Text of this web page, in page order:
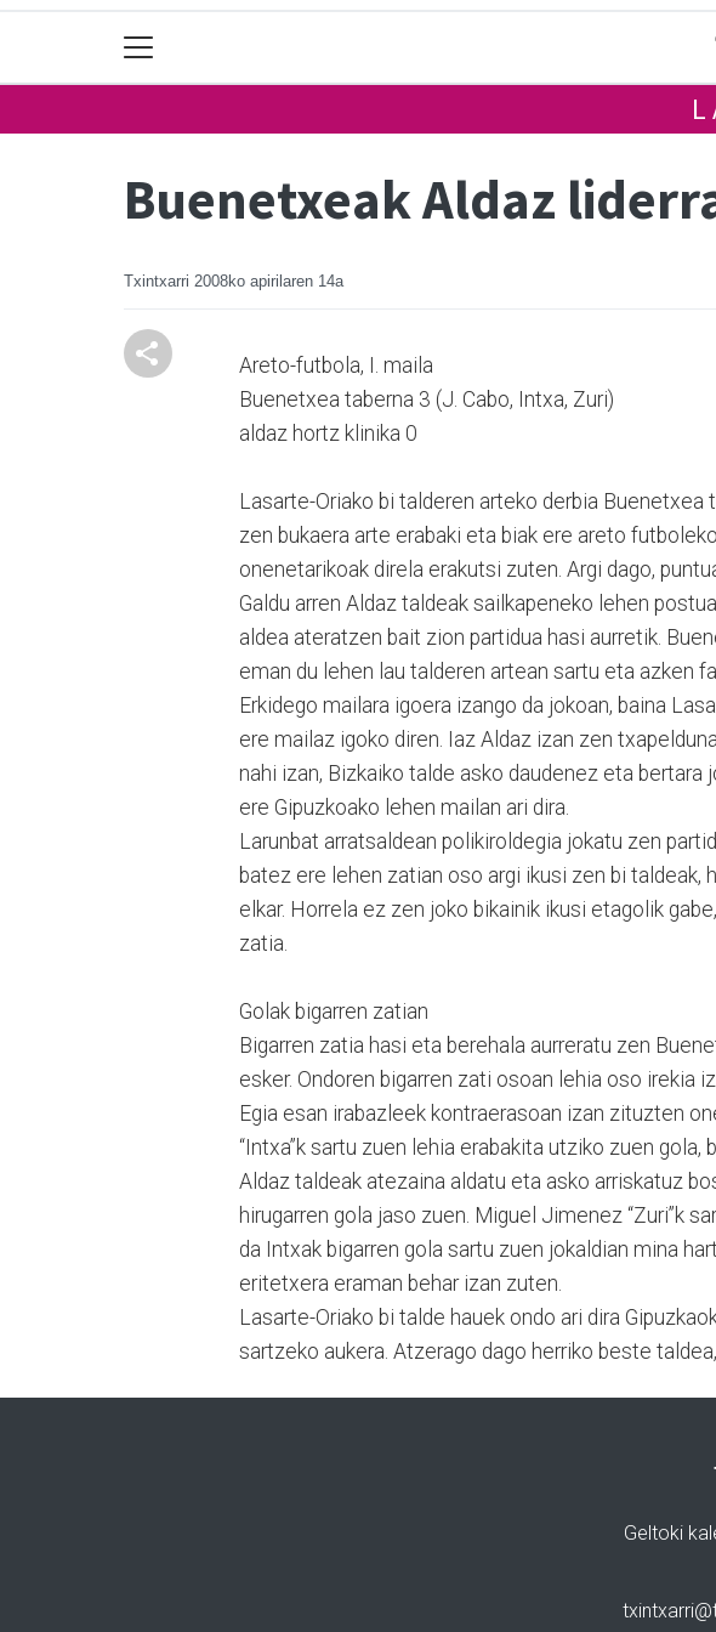
Buenetxeak Aldaz
Txintxarri 2008ko apirilaren 14a
Areto-futbola, I. maila
Buenetxea taberna 3 (J. Cabo, Intxa, Zuri)
aldaz hortz klinika 0
Lasarte-Oriako bi talderen arteko derbia Buenetxea
zen bukaera arte erabaki eta biak ere areto
onenetarikoak direla erakutsi zuten. Argi dago,
Galdu arren Aldaz taldeak sailkapeneko lehen
aldea ateratzen bait zion partidua hasi aurretik.
eman du lehen lau talderen artean sartu eta azken
Erkidego mailara igoera izango da jokoan, baina
ere mailaz igoko diren. Iaz Aldaz izan zen
nahi izan, Bizkaiko talde asko daudenez eta bertara
ere Gipuzkoako lehen mailan ari dira.
Larunbat arratsaldean polikiroldegia jokatu zen
batez ere lehen zatian oso argi ikusi zen bi taldeak,
elkar. Horrela ez zen joko bikainik ikusi etagolik
zatia.
Golak bigarren zatian
Bigarren zatia hasi eta berehala aurreratu zen
esker. Ondoren bigarren zati osoan lehia oso irekia
Egia esan irabazleek kontraerasoan izan zituzten
“Intxa”k sartu zuen lehia erabakita utziko zuen
Aldaz taldeak atezaina aldatu eta asko arriskatuz
hirugarren gola jaso zuen. Miguel Jimenez “Zuri”k
da Intxak bigarren gola sartu zuen jokaldian mina
eritetxera eraman behar izan zuten.
Lasarte-Oriako bi talde hauek ondo ari dira
sartzeko aukera. Atzerago dago herriko beste
Geltoki